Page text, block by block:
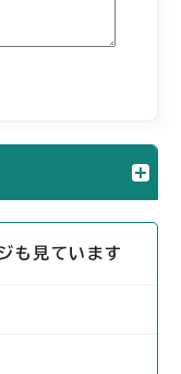
も見ています